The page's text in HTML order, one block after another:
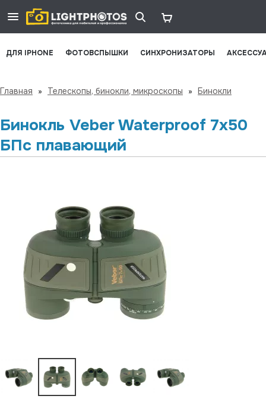
ДЛЯ IPHONE ФОТОВСПЫШКИ СИНХРОНИЗАТОРЫ
Главная » Телескопы, бинокли, микроскопы » Бинокли
Бинокль Veber Waterproof 7x50
БПс плавающий